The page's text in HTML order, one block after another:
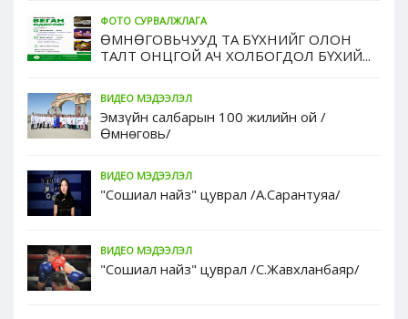
ФОТО СУРВАЛЖЛАГА
ӨМНӨГОВЬЧУУД ТА БҮХНИЙГ ОЛОН
ТАЛТ ОНЦГОЙ АЧ ХОЛБОГДОЛ БҮХИЙ...
ВИДЕО МЭДЭЭЛЭЛ
Эмзүйн салбарын 100 жилийн ой /
Өмнөговь/
ВИДЕО МЭДЭЭЛЭЛ
"Сошиал найз" цуврал /А.Сарантуяа/
ВИДЕО МЭДЭЭЛЭЛ
"Сошиал найз" цуврал /С.Жавхланбаяр/